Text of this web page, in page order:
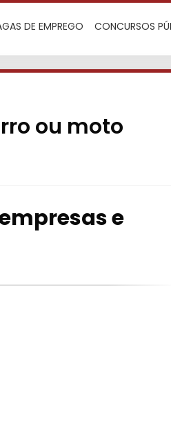
DE EMPREGO CONCURSOS
ou moto
e